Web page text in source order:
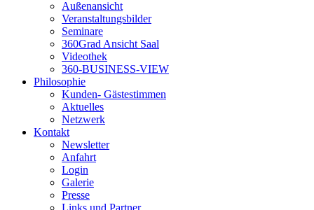
Außenansicht
Veranstaltungsbilder
Seminare
360Grad Ansicht Saal
Videothek
360-BUSINESS-VIEW
Philosophie
Kunden- Gästestimmen
Aktuelles
Netzwerk
Kontakt
Newsletter
Anfahrt
Login
Galerie
Presse
Links und Partner